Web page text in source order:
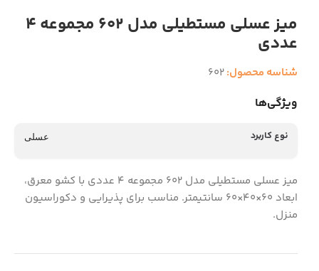
میز عسلی مستطیلی مدل 602 مجموعه 4
عددی
شناسه محصول:602
ویژگی‌ها
نوع کاربرد عسلی
میز عسلی مستطیلی مدل 602 مجموعه 4 عددی با کشو معرق،
ابعاد 60×40×60 سانتیمتر. مناسب برای پذیرایی و دکوراسیون
منزل.